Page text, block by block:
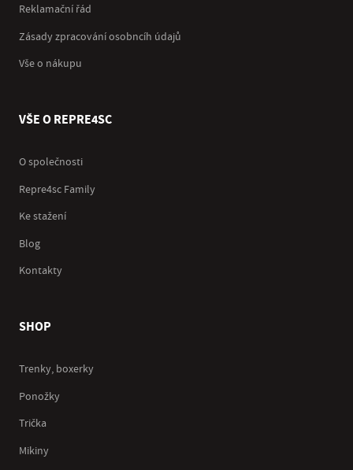
Reklamační řád
Zásady zpracování osobncíh údajů
Vše o nákupu
VŠE O REPRE4SC
O společnosti
Repre4sc Family
Ke stažení
Blog
Kontakty
SHOP
Trenky, boxerky
Ponožky
Trička
Mikiny